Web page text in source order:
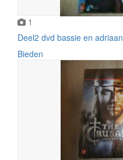
1
Deel2 dvd bassie en adriaan
Bieden